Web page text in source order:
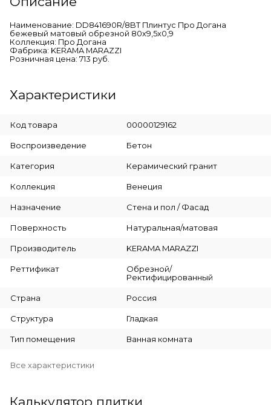
Наименование: DD841690R/8BT Плинтус Про Догана
бежевый матовый обрезной 80x9,5x0,9
Коллекция: Про Догана
Фабрика: KERAMA MARAZZI
Розничная цена: 713 руб.
Характеристики
Код товара 00000129162
Воспроизведение Бетон
Категория Керамический гранит
Коллекция Венеция
Назначение Стена и пол / Фасад
Поверхность Натуральная/матовая
Производитель KERAMA MARAZZI
Реттификат
Обрезной/
Ректифицированный
Страна Россия
Структура Гладкая
Тип помещения Ванная комната
Все характеристики
Калькулятор плитки